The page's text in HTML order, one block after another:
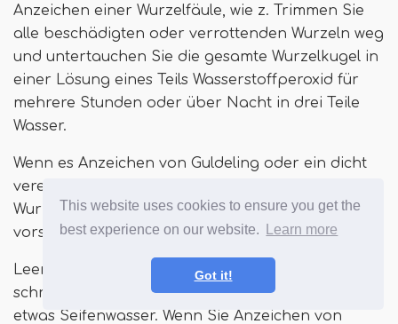
This website uses cookies to ensure you get the
best experience on our website.
Learn more
Got it!
Anzeichen einer Wurzelfäule, wie z. Trimmen Sie
alle beschädigten oder verrottenden Wurzeln weg
und untertauchen Sie die gesamte Wurzelkugel in
einer Lösung eines Teils Wasserstoffperoxid für
mehrere Stunden oder über Nacht in drei Teile
Wasser.
Wenn es Anzeichen von Guldeling oder ein dicht
verengter Wurzelsystem gibt, trennen Sie die
Wurzeln vorsichtig, indem Sie vor dem Rückpotten
vorsichtig nach unten drücken, um sie zu trennen.
Leeren Sie das alte Blumenmedium und
schrubben Sie alle übrigen, mit einem Pinsel und
etwas Seifenwasser. Wenn Sie Anzeichen von